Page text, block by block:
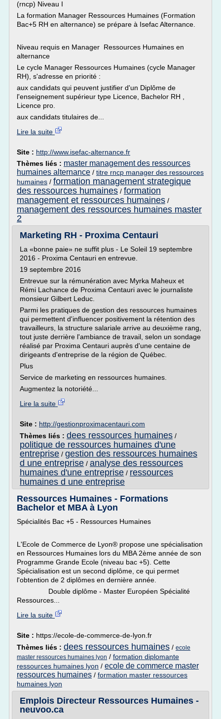
(rncp) Niveau I
La formation Manager Ressources Humaines (Formation
Bac+5 RH en alternance) se prépare à Isefac Alternance.
Niveau requis en Manager Ressources Humaines en
alternance
Le cycle Manager Ressources Humaines (cycle Manager
RH), s'adresse en priorité :
aux candidats qui peuvent justifier d'un Diplôme de
l'enseignement supérieur type Licence, Bachelor RH ,
Licence pro.
aux candidats titulaires de...
Lire la suite
Site : http://www.isefac-alternance.fr
Thèmes liés : master management des ressources
humaines alternance / titre rncp manager des ressources
humaines / formation management strategique
des ressources humaines / formation
management et ressources humaines /
management des ressources humaines master
2
Marketing RH - Proxima Centauri
La «bonne paie» ne suffit plus - Le Soleil 19 septembre
2016 - Proxima Centauri en entrevue.
19 septembre 2016
Entrevue sur la rémunération avec Myrka Maheux et
Rémi Lachance de Proxima Centauri avec le journaliste
monsieur Gilbert Leduc.
Parmi les pratiques de gestion des ressources humaines
qui permettent d'influencer positivement la rétention des
travailleurs, la structure salariale arrive au deuxième rang,
tout juste derrière l'ambiance de travail, selon un sondage
réalisé par Proxima Centauri auprès d'une centaine de
dirigeants d'entreprise de la région de Québec.
Plus
Service de marketing en ressources humaines.
Augmentez la notoriété...
Lire la suite
Site : http://gestionproximacentauri.com
Thèmes liés : dees ressources humaines /
politique de ressources humaines d'une
entreprise / gestion des ressources humaines
d une entreprise / analyse des ressources
humaines d'une entreprise / ressources
humaines d une entreprise
Ressources Humaines - Formations
Bachelor et MBA à Lyon
Spécialités Bac +5 - Ressources Humaines
L'Ecole de Commerce de Lyon® propose une spécialisation
en Ressources Humaines lors du MBA 2ème année de son
Programme Grande Ecole (niveau bac +5). Cette
Spécialisation est un second diplôme, ce qui permet
l'obtention de 2 diplômes en dernière année.
Double diplôme - Master Européen Spécialité
Ressources...
Lire la suite
Site : https://ecole-de-commerce-de-lyon.fr
Thèmes liés : dees ressources humaines / ecole
master ressources humaines lyon / formation diplomante
ressources humaines lyon / ecole de commerce master
ressources humaines / formation master ressources
humaines lyon
Emplois Directeur Ressources Humaines -
neuvoo.ca